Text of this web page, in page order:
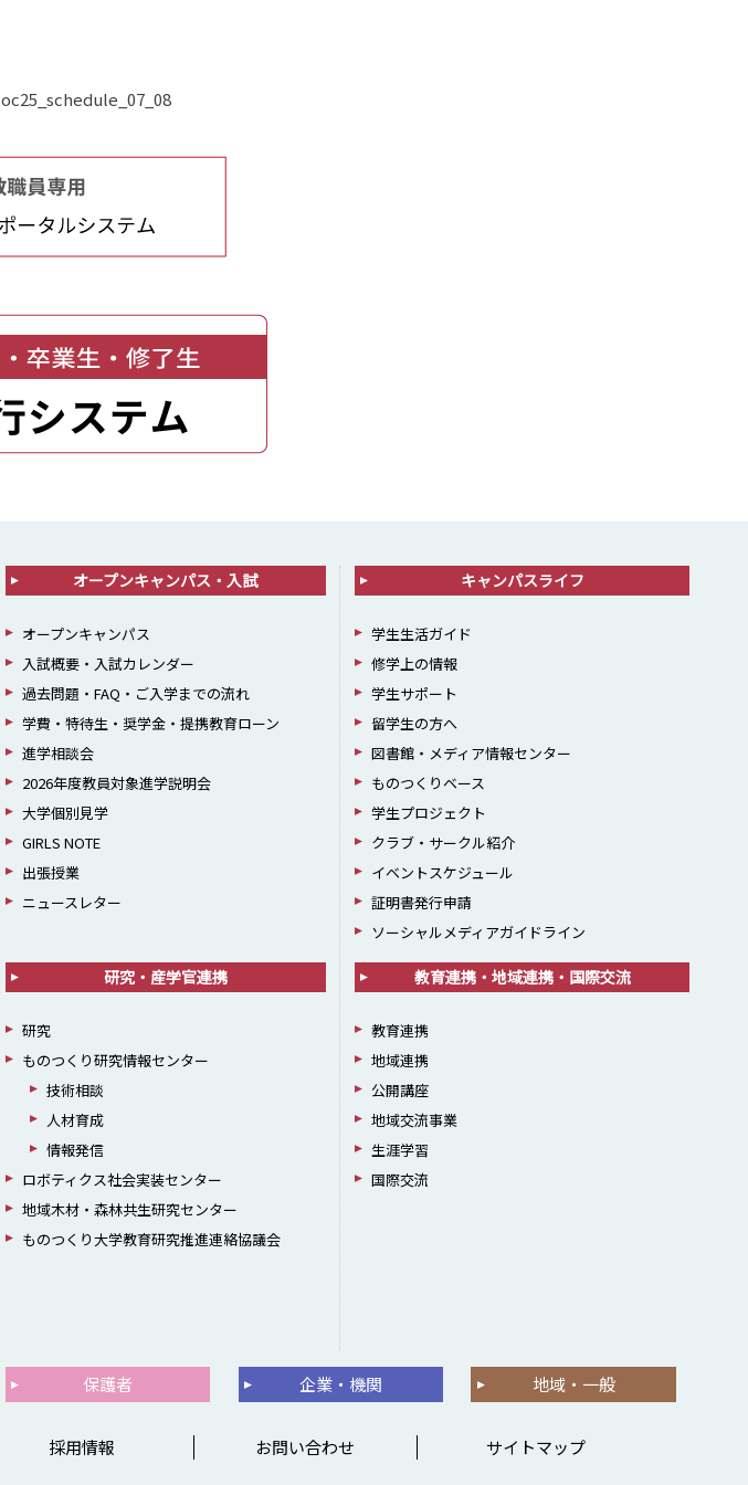
oc25_schedule_07_08
オープンキャンパス・入試
オープンキャンパス
入試概要・入試カレンダー
過去問題・FAQ・ご入学までの流れ
学費・特待生・奨学金・提携教育ローン
進学相談会
2026年度教員対象進学説明会
大学個別見学
GIRLS NOTE
出張授業
ニュースレター
研究・産学官連携
研究
ものつくり研究情報センター
技術相談
人材育成
情報発信
ロボティクス社会実装センター
地域木材・森林共生研究センター
ものつくり大学教育研究推進連絡協議会
キャンパスライフ
学生生活ガイド
修学上の情報
学生サポート
留学生の方へ
図書館・メディア情報センター
ものつくりベース
学生プロジェクト
クラブ・サークル紹介
イベントスケジュール
証明書発行申請
ソーシャルメディアガイドライン
教育連携・地域連携・国際交流
教育連携
地域連携
公開講座
地域交流事業
生涯学習
国際交流
保護者 企業・機関 地域・一般
採用情報 お問い合わせ サイトマップ